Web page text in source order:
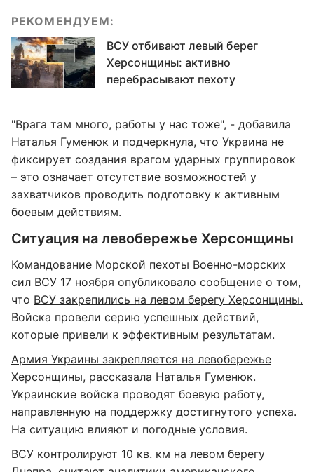
РЕКОМЕНДУЕМ:
ВСУ отбивают левый берег
Херсонщины: активно
перебрасывают пехоту
"Врага там много, работы у нас тоже", - добавила
Наталья Гуменюк и подчеркнула, что Украина не
фиксирует создания врагом ударных группировок
– это означает отсутствие возможностей у
захватчиков проводить подготовку к активным
боевым действиям.
Ситуация на левобережье Херсонщины
Командование Морской пехоты Военно-морских
сил ВСУ 17 ноября опубликовало сообщение о том,
что ВСУ закрепились на левом берегу Херсонщины.
Войска провели серию успешных действий,
которые привели к эффективным результатам.
Армия Украины закрепляется на левобережье
Херсонщины, рассказала Наталья Гуменюк.
Украинские войска проводят боевую работу,
направленную на поддержку достигнутого успеха.
На ситуацию влияют и погодные условия.
ВСУ контролируют 10 кв. км на левом берегу